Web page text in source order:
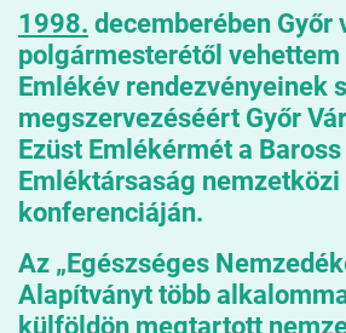
1998. decemberében Győr
polgármesterétől vehettem
Emlékévrendezvényeinek
megszervezéséért Győr
Ezüst Emlékérméta Baross
Emléktársaság nemzetközi
konferenciáján.
Az „Egészséges
Alapítványt több
külföldön megtartott